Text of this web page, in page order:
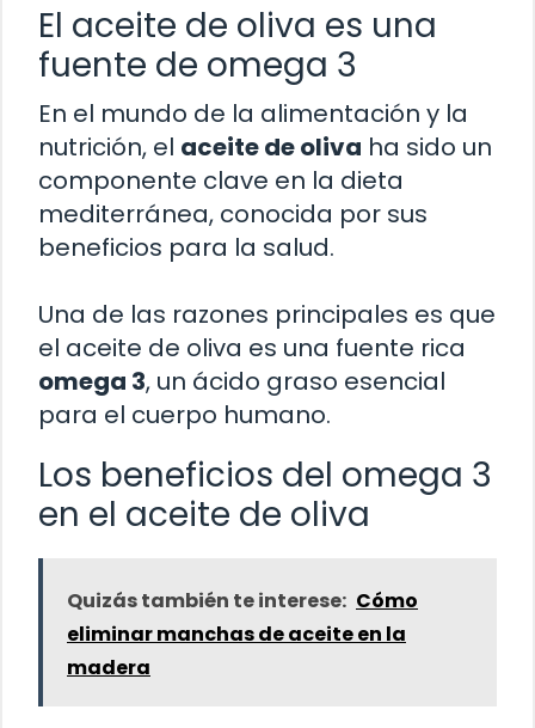
El aceite de oliva es una
fuente de omega 3
En el mundo de la alimentación y la
nutrición, el aceite de oliva ha sido un
componente clave en la dieta
mediterránea, conocida por sus
beneficios para la salud.
Una de las razones principales es que
el aceite de oliva es una fuente rica
omega 3, un ácido graso esencial
para el cuerpo humano.
Los beneficios del omega 3
en el aceite de oliva
Quizás también te interese: Cómo
eliminar manchas de aceite en la
madera